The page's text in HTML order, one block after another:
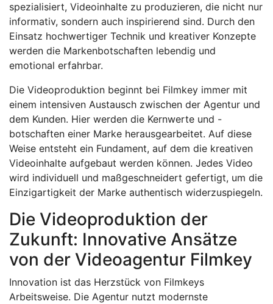
spezialisiert, Videoinhalte zu produzieren, die nicht nur
informativ, sondern auch inspirierend sind. Durch den
Einsatz hochwertiger Technik und kreativer Konzepte
werden die Markenbotschaften lebendig und
emotional erfahrbar.
Die Videoproduktion beginnt bei Filmkey immer mit
einem intensiven Austausch zwischen der Agentur und
dem Kunden. Hier werden die Kernwerte und -
botschaften einer Marke herausgearbeitet. Auf diese
Weise entsteht ein Fundament, auf dem die kreativen
Videoinhalte aufgebaut werden können. Jedes Video
wird individuell und maßgeschneidert gefertigt, um die
Einzigartigkeit der Marke authentisch widerzuspiegeln.
Die Videoproduktion der
Zukunft: Innovative Ansätze
von der Videoagentur Filmkey
Innovation ist das Herzstück von Filmkeys
Arbeitsweise. Die Agentur nutzt modernste